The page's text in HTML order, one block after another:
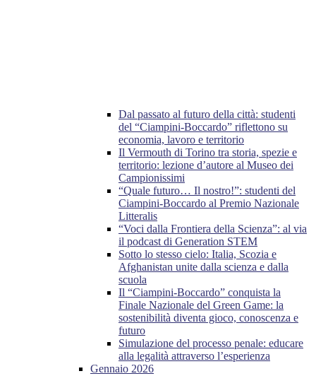
Dal passato al futuro della città: studenti
del “Ciampini-Boccardo” riflettono su
economia, lavoro e territorio
Il Vermouth di Torino tra storia, spezie e
territorio: lezione d’autore al Museo dei
Campionissimi
“Quale futuro… Il nostro!”: studenti del
Ciampini-Boccardo al Premio Nazionale
Litteralis
“Voci dalla Frontiera della Scienza”: al via
il podcast di Generation STEM
Sotto lo stesso cielo: Italia, Scozia e
Afghanistan unite dalla scienza e dalla
scuola
Il “Ciampini-Boccardo” conquista la
Finale Nazionale del Green Game: la
sostenibilità diventa gioco, conoscenza e
futuro
Simulazione del processo penale: educare
alla legalità attraverso l’esperienza
Gennaio 2026